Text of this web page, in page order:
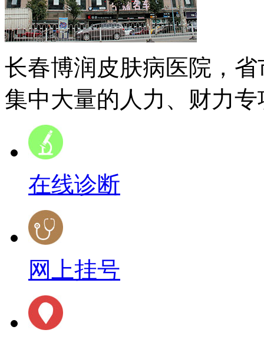
长春博润皮肤病医院，
集中大量的人力、财力
在线诊断
网上挂号